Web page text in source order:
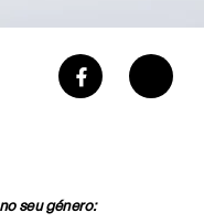
seu género: